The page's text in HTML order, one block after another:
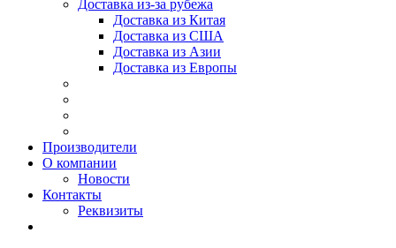
Доставка из-за рубежа
Доставка из Китая
Доставка из США
Доставка из Азии
Доставка из Европы
Производители
О компании
Новости
Контакты
Реквизиты